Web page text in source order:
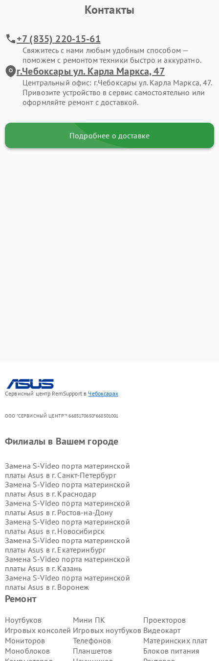
Контакты
+7 (835) 220-15-61
Свяжитесь с нами любым удобным способом —
поможем с ремонтом техники быстро и аккуратно.
г.Чебоксары ул. Карла Маркса, 47
Центральный офис: г.Чебоксары ул. Карла Маркса, 47.
Привозите устройство в сервис самостоятельно или
оформляйте ремонт с доставкой.
Подробнее о доставке
Сервисный центр RemSupport вЧебоксарах
ООО "СЕРВИСНЫЙ ЦЕНТР"* 6685170650*668501001
Ремонт
Ноутбуков
Игровых консолей
Мониторов
Моноблоков
Мини ПК
Игровых ноутбуков
Телефонов
Планшетов
Проекторов
Видеокарт
Материнских плат
Блоков питания
Филиалы в Вашем городе
Замена S-Video порта материнской
платы Asus в г. Санкт-Петербург
Замена S-Video порта материнской
платы Asus в г. Краснодар
Замена S-Video порта материнской
платы Asus в г. Ростов-на-Дону
Замена S-Video порта материнской
платы Asus в г. Новосибирск
Замена S-Video порта материнской
платы Asus в г. Екатеринбург
Замена S-Video порта материнской
платы Asus в г. Казань
Замена S-Video порта материнской
платы Asus в г. Воронеж
Замена S-Video порта материнской
Замена S-Video порта материнской
платы Asus в г.
Самара
Замена S-Video порта материнской
платы Asus в г.
Пермь
Замена S-Video порта материнской